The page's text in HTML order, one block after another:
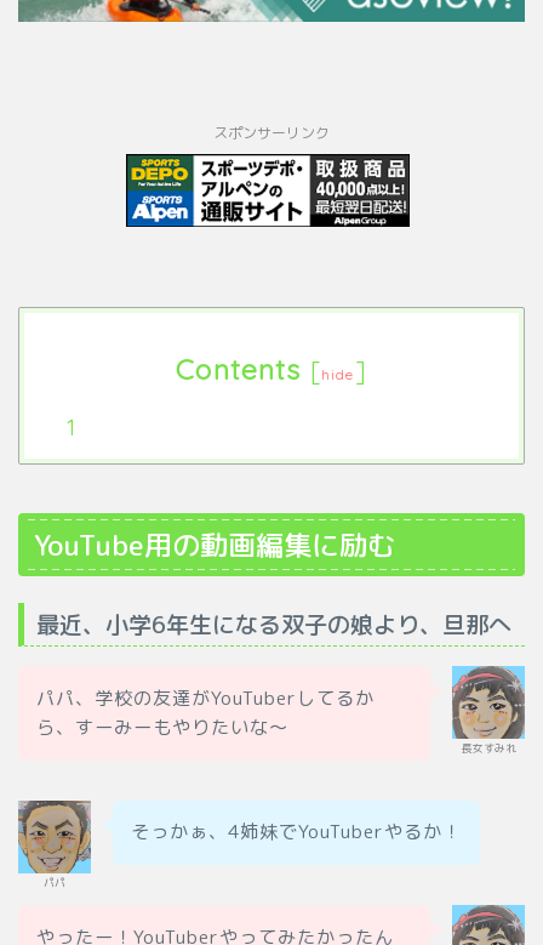
スポンサーリンク
Contents [hide ]
YouTube用の動画編集に励む
最近、小学6年生になる双子の娘より、旦那へ
長女すみれ
パパ、学校の友達がYouTuberしてるか
ら、すーみーもやりたいな～
パパ
そっかぁ、4姉妹でYouTuberやるか！
やったー！YouTuberやってみたかったん